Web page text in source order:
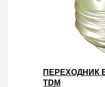
ПЕРЕХОДНИК
TDM